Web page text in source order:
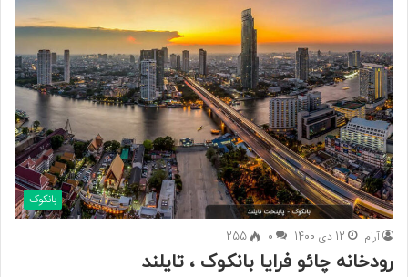
بانکوک
آرام 12 دی 1400 0
255
رودخانه چائو فرایا بانکوک ، تایلند